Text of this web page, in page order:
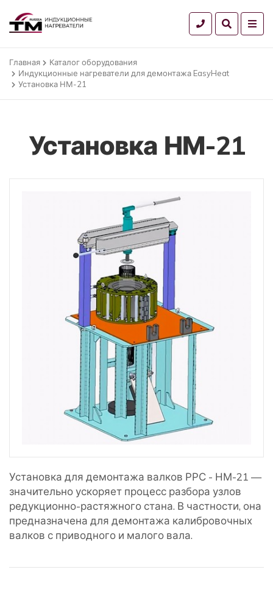
Главная
Каталог оборудования
Индукционные нагреватели для демонтажа EasyHeat
Установка НМ-21
Установка НМ-21
Установка для демонтажа валков РРС - НМ-21 —
значительно ускоряет процесс разбора узлов
редукционно-растяжного стана. В частности, она
предназначена для демонтажа калибровочных
валков с приводного и малого вала.